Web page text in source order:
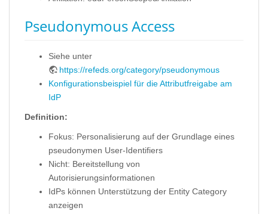
Pseudonymous Access
Siehe unter
https://refeds.org/category/pseudonymous
Konfigurationsbeispiel für die Attributfreigabe am
IdP
Definition:
Fokus: Personalisierung auf der Grundlage eines
pseudonymen User-Identifiers
Nicht: Bereitstellung von
Autorisierungsinformationen
IdPs können Unterstützung der Entity Category
anzeigen